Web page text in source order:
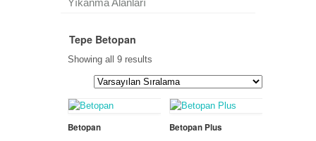
Tepe Betopan
Showing all 9 results
Betopan Betopan Plus